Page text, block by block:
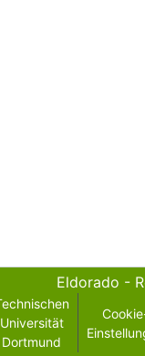
Eldorado -
Universität
Dortmund